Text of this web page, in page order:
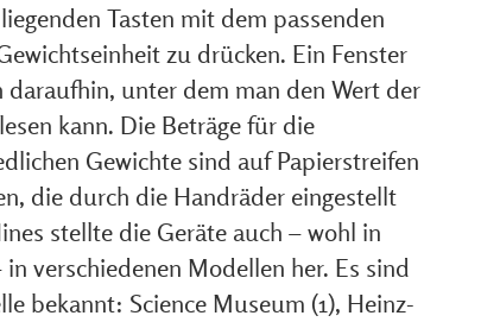
Tasten mit dem passenden
zu drücken. Ein Fenster
daraufhin, unter dem man den Wert der
kann. Die Beträge für die
Gewichte sind auf Papierstreifen
die durch die Handräder eingestellt
stellte die Geräte auch – wohl in
in verschiedenen Modellen her. Es sind
bekannt: Science Museum (1), Heinz-